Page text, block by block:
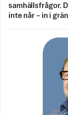
samhällsfrågor.
inte når – in i